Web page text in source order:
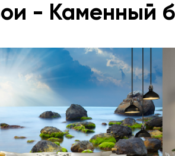
- Каменный